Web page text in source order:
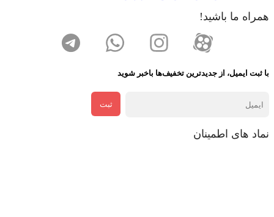
همراه ما باشید!
با ثبت ایمیل، از جدید‌ترین تخفیف‌ها با‌خبر شوید
ثبت
نماد های اطمینان